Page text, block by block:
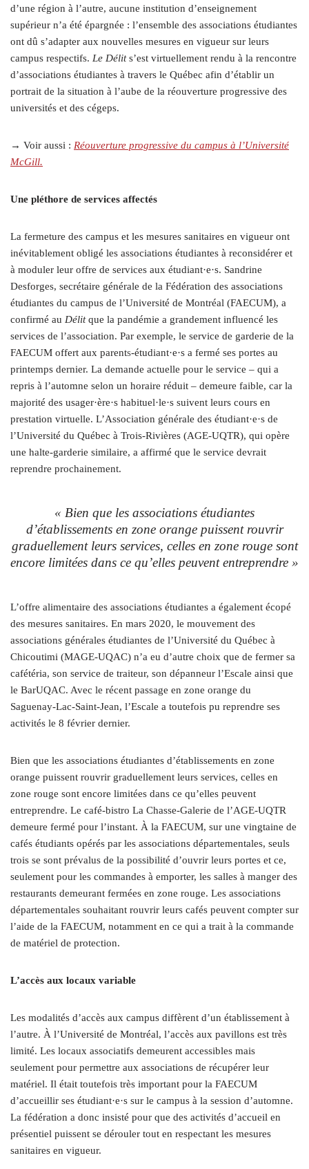
d’une région à l’autre, aucune institution d’enseignement
supérieur n’a été épargnée : l’ensemble des associations étudiantes
ont dû s’adapter aux nouvelles mesures en vigueur sur leurs
campus respectifs. Le Délits’est virtuellement rendu à la rencontre
d’associations étudiantes à travers le Québec afin d’établir un
portrait de la situation à l’aube de la réouverture progressive des
universités et des cégeps.
→ Voir aussi : Réouverture progressive du campus à l’Université
McGill.
Une pléthore de services affectés
La fermeture des campus et les mesures sanitaires en vigueur ont
inévitablement obligé les associations étudiantes à reconsidérer et
à moduler leur offre de services aux étudiant·e·s. Sandrine
Desforges, secrétaire générale de la Fédération des associations
étudiantes du campus de l’Université de Montréal (FAECUM), a
confirmé au Délitque la pandémie a grandement influencé les
services de l’association. Par exemple, le service de garderie de la
FAECUM offert aux parents-étudiant·e·s a fermé ses portes au
printemps dernier. La demande actuelle pour le service – qui a
repris à l’automne selon un horaire réduit – demeure faible, car la
majorité des usager·ère·s habituel·le·s suivent leurs cours en
prestation virtuelle. L’Association générale des étudiant·e·s de
l’Université du Québec à Trois-Rivières (AGE-UQTR), qui opère
une halte-garderie similaire, a affirmé que le service devrait
reprendre prochainement.
« Bien que les associations étudiantes
d’établissements en zone orange puissent rouvrir
graduellement leurs services, celles en zone rouge sont
encore limitées dans ce qu’elles peuvent entreprendre »
L’offre alimentaire des associations étudiantes a également écopé
des mesures sanitaires. En mars 2020, le mouvement des
associations générales étudiantes de l’Université du Québec à
Chicoutimi (MAGE-UQAC) n’a eu d’autre choix que de fermer sa
cafétéria, son service de traiteur, son dépanneur l’Escale ainsi que
le BarUQAC. Avec le récent passage en zone orange du
Saguenay-Lac-Saint-Jean, l’Escale a toutefois pu reprendre ses
activités le 8 février dernier.
Bien que les associations étudiantes d’établissements en zone
orange puissent rouvrir graduellement leurs services, celles en
zone rouge sont encore limitées dans ce qu’elles peuvent
entreprendre. Le café-bistro La Chasse-Galerie de l’AGE-UQTR
demeure fermé pour l’instant. À la FAECUM, sur une vingtaine de
cafés étudiants opérés par les associations départementales, seuls
trois se sont prévalus de la possibilité d’ouvrir leurs portes et ce,
seulement pour les commandes à emporter, les salles à manger des
restaurants demeurant fermées en zone rouge. Les associations
départementales souhaitant rouvrir leurs cafés peuvent compter sur
l’aide de la FAECUM, notamment en ce qui a trait à la commande
de matériel de protection.
L’accès aux locaux variable
Les modalités d’accès aux campus diffèrent d’un établissement à
l’autre. À l’Université de Montréal, l’accès aux pavillons est très
limité. Les locaux associatifs demeurent accessibles mais
seulement pour permettre aux associations de récupérer leur
matériel. Il était toutefois très important pour la FAECUM
d’accueillir ses étudiant·e·s sur le campus à la session d’automne.
La fédération a donc insisté pour que des activités d’accueil en
présentiel puissent se dérouler tout en respectant les mesures
sanitaires en vigueur.